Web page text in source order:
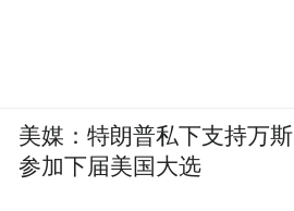
美媒：特朗普私下支持万斯
参加下届美国大选